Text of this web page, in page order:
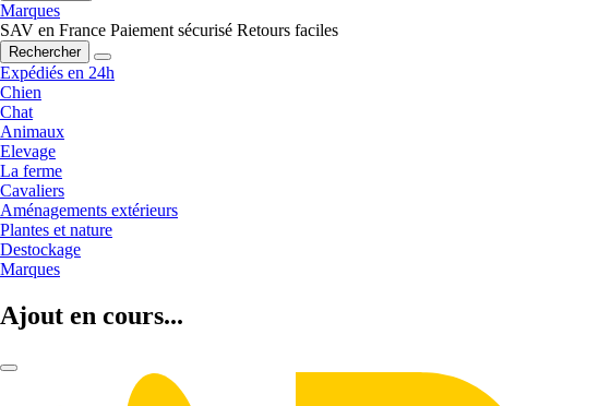
Marques
SAV en France Paiement sécurisé Retours faciles
Rechercher
Expédiés en 24h
Chien
Chat
Animaux
Elevage
La ferme
Cavaliers
Aménagements extérieurs
Plantes et nature
Destockage
Marques
Ajout en cours...